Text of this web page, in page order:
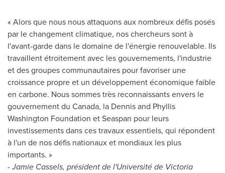
« Alors que nous nous attaquons aux nombreux défis posés
par le changement climatique, nos chercheurs sont à
l'avant-garde dans le domaine de l'énergie renouvelable. Ils
travaillent étroitement avec les gouvernements, l'industrie
et des groupes communautaires pour favoriser une
croissance propre et un développement économique faible
en carbone. Nous sommes très reconnaissants envers le
gouvernement du Canada, la Dennis and Phyllis
Washington Foundation et Seaspan pour leurs
investissements dans ces travaux essentiels, qui répondent
à l'un de nos défis nationaux et mondiaux les plus
importants. »
-Jamie Cassels, président de l'Université de Victoria